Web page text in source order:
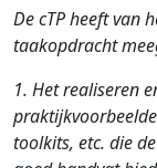
De cTP heeft van
taakopdracht
1. Het realiseren
toolkits, etc. die